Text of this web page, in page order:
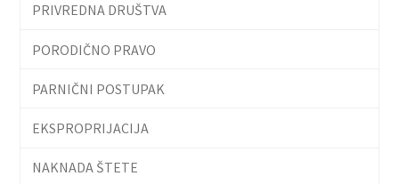
PRIVREDNA DRUŠTVA
PORODIČNO PRAVO
PARNIČNI POSTUPAK
EKSPROPRIJACIJA
NAKNADA ŠTETE